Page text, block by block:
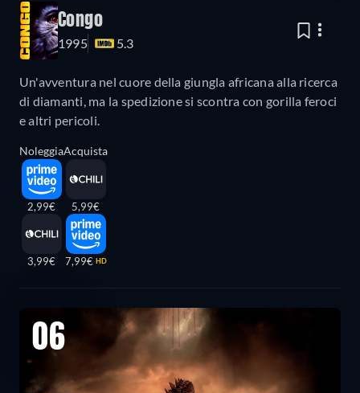
Congo
1995 5.3
Un'avventura nel cuore della giungla africana alla ricerca
di diamanti, ma la spedizione si scontra con gorilla feroci
e altri pericoli.
Noleggia
2,99€
3,99€
Acquista
5,99€
7,99€ HD
06